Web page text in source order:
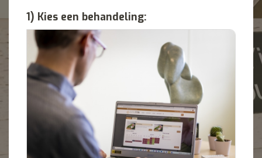
1) Kies een behandeling: